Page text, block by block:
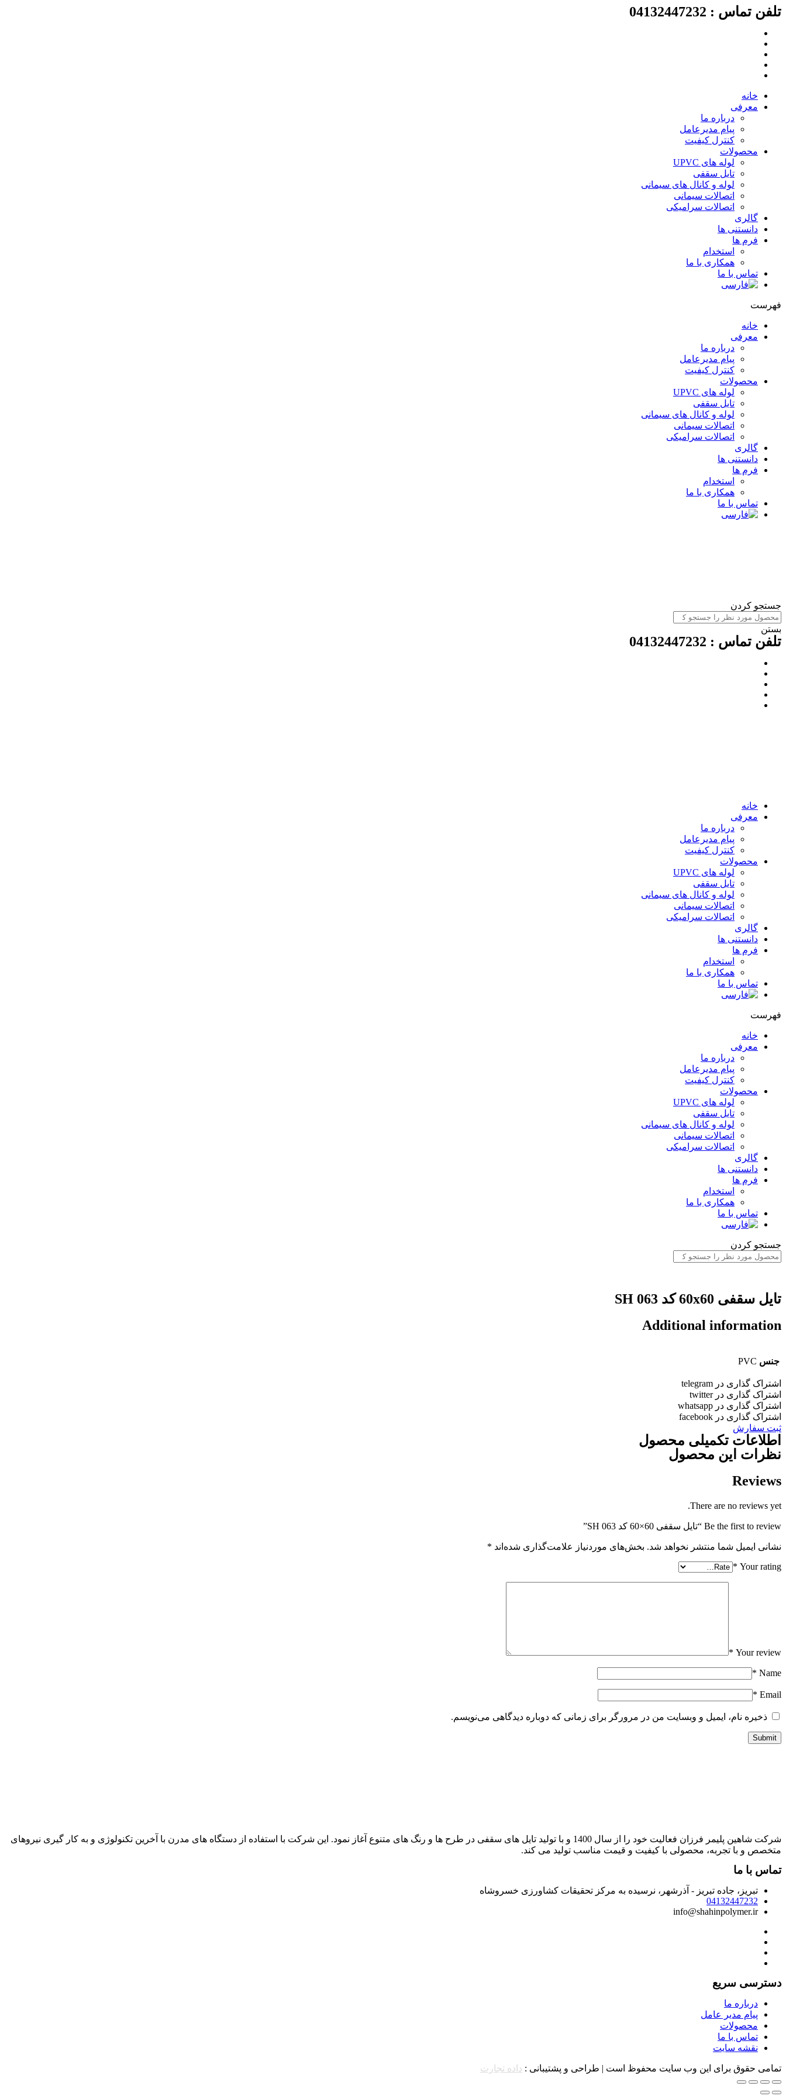
پرش
محتوا
تلفن تماس : 04132447232
خانه
معرفی
درباره ما
پیام مدیرعامل
کنترل کیفیت
محصولات
لوله های UPVC
تایل سقفی
لوله و کانال های سیمانی
اتصالات سیمانی
اتصالات سرامیکی
گالری
دانستنی ها
فرم ها
استخدام
همکاری با ما
تماس با ما
فهرست
خانه
معرفی
درباره ما
پیام مدیرعامل
کنترل کیفیت
محصولات
لوله های UPVC
تایل سقفی
لوله و کانال های سیمانی
اتصالات سیمانی
اتصالات سرامیکی
گالری
دانستنی ها
فرم ها
استخدام
همکاری با ما
تماس با ما
جستجو کردن
بستن
تلفن تماس : 04132447232
خانه
معرفی
درباره ما
پیام مدیرعامل
کنترل کیفیت
محصولات
لوله های UPVC
تایل سقفی
لوله و کانال های سیمانی
اتصالات سیمانی
اتصالات سرامیکی
گالری
دانستنی ها
فرم ها
استخدام
همکاری با ما
تماس با ما
فهرست
خانه
معرفی
درباره ما
پیام مدیرعامل
کنترل کیفیت
محصولات
لوله های UPVC
تایل سقفی
لوله و کانال های سیمانی
اتصالات سیمانی
اتصالات سرامیکی
گالری
دانستنی ها
فرم ها
استخدام
همکاری با ما
تماس با ما
جستجو کردن
تایل سقفی 60x60 کد SH 063
Additional information
جنس PVC
اشتراک گذاری در telegram
اشتراک گذاری در twitter
اشتراک گذاری در whatsapp
اشتراک گذاری در facebook
ثبت سفارش
اطلاعات تکمیلی محصول
نظرات این محصول
Reviews
There are no reviews yet.
Be the first to review “تایل سقفی 60×60 کد SH 063”
نشانی ایمیل شما منتشر نخواهد شد. بخش‌های موردنیاز علامت‌گذاری شده‌اند *
Your rating
*
Your review
*
Name
*
Email
*
ذخیره نام، ایمیل و وبسایت من در مرورگر برای زمانی که دوباره دیدگاهی می‌نویسم.
شرکت شاهین پلیمر فرزان فعالیت خود را از سال 1400 و با تولید تایل های سقفی در طرح ها و رنگ های متنوع آغاز نمود. این شرکت با استفاده از دستگاه های مدرن با آخرین تکنولوژی و به کار گیری نیروهای
متخصص و با تجربه، محصولی با کیفیت و قیمت مناسب تولید می کند.
تماس با ما
تبریز، جاده تبریز - آذرشهر، نرسیده به مرکز تحقیقات کشاورزی خسروشاه
04132447232
info@shahinpolymer.ir
دسترسی سریع
درباره ما
پیام مدیر عامل
محصولات
تماس با ما
نقشه سایت
تمامی حقوق برای این وب سایت محفوظ است | طراحی و پشتیبانی : داده تجارت